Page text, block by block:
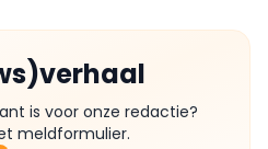
is voor onze redactie?
meldformulier.